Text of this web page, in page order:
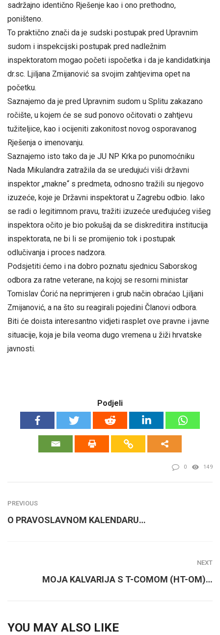
sadržajno identično Rješenje kao i ono prethodno,
poništeno.
To praktično znači da je sudski postupak pred Upravnim
sudom i inspekcijski postupak pred nadležnim
inspektoratom mogao početi ispočetka i da je kandidatkinja
dr.sc. Ljiljana Zmijanović sa svojim zahtjevima opet na
početku.
Saznajemo da je pred Upravnim sudom u Splitu zakazano
ročište, u kojem će se sud ponovo očitovati o zahtjevu
tužiteljice, kao i ocijeniti zakonitost novog osporavanog
Rješenja o imenovanju.
Saznajemo isto tako da je JU NP Krka po punomoćniku
Nada Mikulandra zatražila da se uredujući viši državni
inspektor „makne“ s predmeta, odnosno tražili su njegovo
izuzeće, koje je Državni inspektorat u Zagrebu odbio. Iako
se radi o legitimnom pravu, tražiti izuzeće uređujućeg višeg
inspektora očito je bio pokušaj da se diskreditira institucija
inspektorata, ne bi li se promijenio tok i postupak
odlučivanja i proces nadzora.
Podsjetiti ćemo i na dobro poznatu sjednicu Saborskog
odbora za ratne veterane, na kojoj se resorni ministar
Tomislav Ćorić na neprimjeren i grub način obraćao Ljiljani
Zmijanović, a na što su reagirali pojedini Članovi odbora.
Biti će doista interesantno vidjeti rasplet ove pravne i javne
situacije, koja je bila veoma dugo vremena u žiži hrvatske
javnosti.
Podjeli
0 149
PREVIOUS
O PRAVOSLAVNOM KALENDARU…
NEXT
MOJA KALVARIJA S T-COMOM (HT-OM)…
YOU MAY ALSO LIKE